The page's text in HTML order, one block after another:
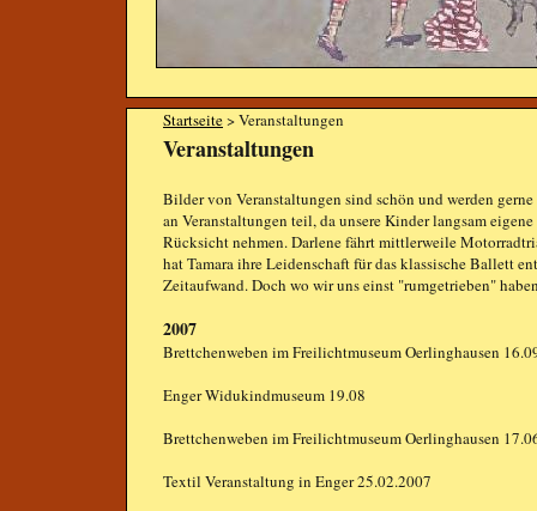
Startseite> Veranstaltungen
Veranstaltungen
Bilder von Veranstaltungen sind schön und werden
an Veranstaltungen teil, da unsere Kinder langsam
Rücksicht nehmen. Darlene fährt mittlerweile
hat Tamara ihre Leidenschaft für das klassische Ballett
Zeitaufwand. Doch wo wir uns einst "rumgetrieben"
2007
Brettchenweben im Freilichtmuseum Oerlinghausen
EngerWidukindmuseum 19.08
Brettchenweben im Freilichtmuseum Oerlinghausen
Textil Veranstaltung in Enger 25.02.2007